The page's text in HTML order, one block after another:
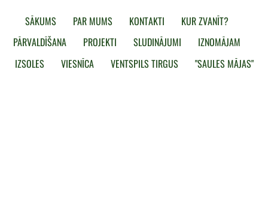
SĀKUMS PAR MUMS KONTAKTI
KUR ZVANĪT?
PĀRVALDĪŠANA
PROJEKTI SLUDINĀJUMI
IZNOMĀJAM
IZSOLES
VIESNĪCA VENTSPILS TIRGUS "SAULES MĀJAS"